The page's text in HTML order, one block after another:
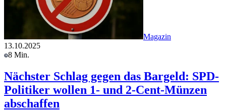
Magazin
13.10.2025
8 Min.
Nächster Schlag gegen das Bargeld: SPD-
Politiker wollen 1- und 2-Cent-Münzen
abschaffen